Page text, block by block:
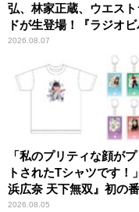
弘、林家正蔵、ウエス
ドが生登場！『ラジオ
ー昼ズ』
2026.08.07
「私のプリティな顔が
トされたTシャツです！
浜広奈 天下無双』初の
ッズ発売
2026.08.05